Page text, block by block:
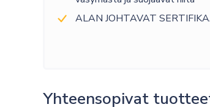
ALAN JOHTAVAT
Yhteensopivat